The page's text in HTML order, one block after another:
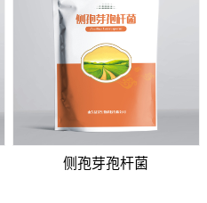
侧孢芽孢杆菌